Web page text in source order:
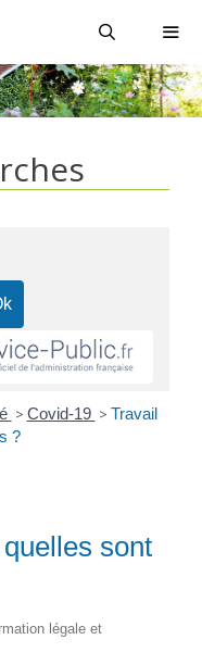
> Covid-19 > Travail
?
sont
légale et